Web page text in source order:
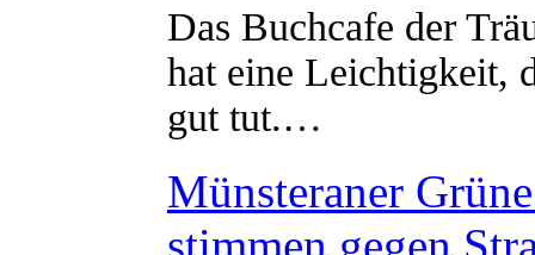
Das Buchcafe der
hat eine Leichtigkeit,
gut tut.…
Münsteraner
stimmen gegen